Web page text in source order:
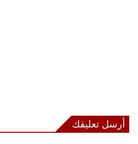
أرسل تعليقك